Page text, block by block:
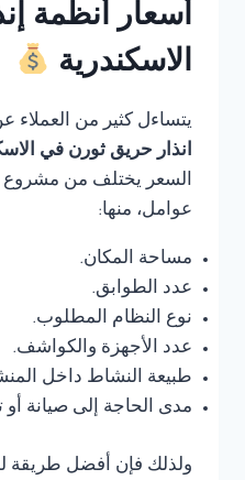
أسعار أنظمة
الاسكندرية
يتساءل كثير من العملاء
انذار حريق ثورن في
السعر يختلف من مشروع
عوامل، منها:
مساحة المكان.
عدد الطوابق.
نوع النظام المطلوب.
عدد الأجهزة والكواشف.
طبيعة النشاط داخل
مدى الحاجة إلى صيانة
ولذلك فإن أفضل طريقة